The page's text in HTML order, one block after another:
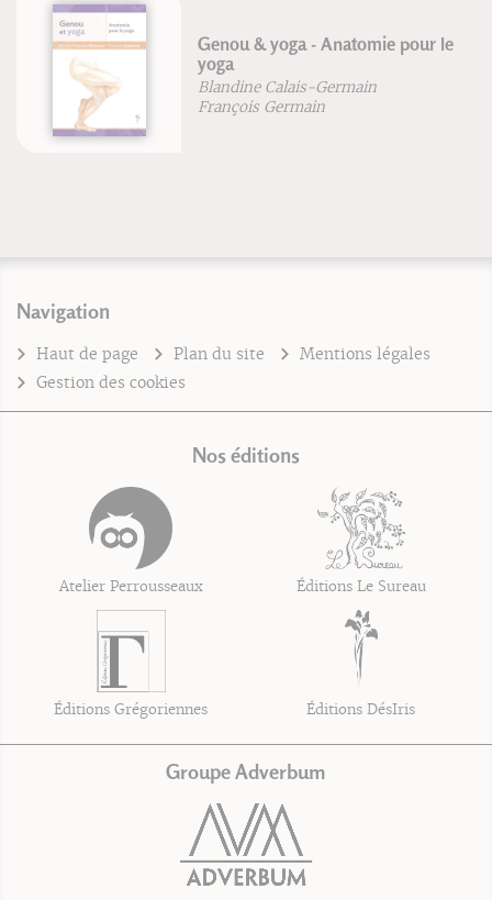
Genou & yoga - Anatomie pour le
Blandine Calais-Germain
François Germain
Navigation
Haut de page Plan du site
Mentions légales
Gestion des cookies
Nos éditions
Atelier Perrousseaux Éditions Le Sureau
Éditions Grégoriennes Éditions DésIris
Groupe Adverbum